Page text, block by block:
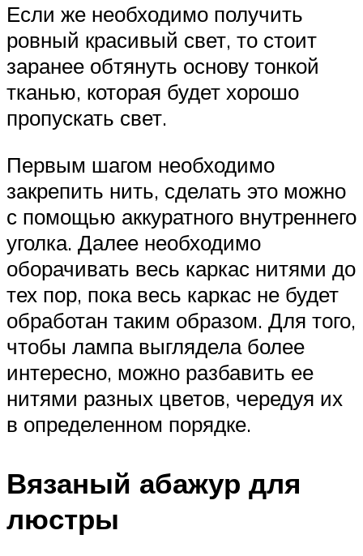
Если же необходимо получить
ровный красивый свет, то стоит
заранее обтянуть основу тонкой
тканью, которая будет хорошо
пропускать свет.
Первым шагом необходимо
закрепить нить, сделать это можно
с помощью аккуратного внутреннего
уголка. Далее необходимо
оборачивать весь каркас нитями до
тех пор, пока весь каркас не будет
обработан таким образом. Для того,
чтобы лампа выглядела более
интересно, можно разбавить ее
нитями разных цветов, чередуя их
в определенном порядке.
Вязаный абажур для
люстры